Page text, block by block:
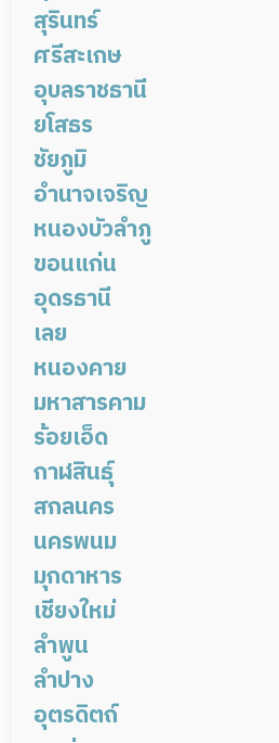
เขาฉกรรจ์
เฉลิมพระเกียรติ
สูงเนิน
ขามสะแกแสง
ครบุรี
คง
เสิงสาง
บัวใหญ่
บัวลาย
เมืองบุรีรัมย์
นางรอง
ประโคนชัย
ลำปลายมาศ
นาโพธิ์
โนนสุวรรณ
โนนดินแดง
เฉลิมพระเกียรติ
สุรินทร์
เมืองสุรินทร์
จอมพระ
สนม
สำโรงทาบ
เขวาสินรินทร์
ศรีสะเกษ
เมืองศรีสะเกษ
กันทรลักษ์
ขุนหาญ
บึงบูรพ์
น้ำเกลี้ยง
เบญจลักษ์
ศิลาลาด
อุบลราชธานี
น้ำยืน
นาเยีย
ตระการพืชผล
เขมราฐ
โขงเจียม
เมืองอุบลราชธานี
ดอนมดแดง
ศรีเมืองใหม่
ยโสธร
เมืองยโสธร
คำเขื่อนแก้ว
ค้อวัง
ชัยภูมิ
ภักดีชุมพล
คอนสาร
บ้านเขว้า
คอนสวรรค์
ซับใหญ่
อำนาจเจริญ
เมืองอำนาจเจริญ
พนา
ลืออำนาจ
หนองบัวลำภู
เมืองหนองบัวลำภู
ศรีบุญเรือง
ขอนแก่น
เปือยน้อย
ชนบท
เมืองขอนแก่น
พล
ภูเวียง
ชุมแพ
มัญจาคีรี
โคกโพธิ์ชัย
อุดรธานี
ทุ่งฝน
โนนสะอาด
กู่แก้ว
ไชยวาน
ศรีธาตุ
ประจักษ์ศิลปาคม
เลย
ภูหลวง
เชียงคาน
ภูเรือ
วังสะพุง
หนองคาย
เมืองหนองคาย
ศรีเชียงใหม่
โพธิ์ตาก
มหาสารคาม
วาปีปทุม
โกสุมพิสัย
พยัคฆภูมิพิสัย
เชียงยืน
ร้อยเอ็ด
เมืองร้อยเอ็ด
จตุรพักตรพิมาน
โพนทอง
สุวรรณภูมิ
อาจสามารถ
จังหาร
กาฬสินธุ์
เมืองกาฬสินธุ์
ร่องคำ
ยางตลาด
ท่าคันโท
สามชัย
สกลนคร
เมืองสกลนคร
พรรณานิคม
นิคมน้ำอูน
อากาศอำนวย
เต่างอย
โพนนาแก้ว
นครพนม
เมืองนครพนม
บ้านแพง
ศรีสงคราม
วังยาง
มุกดาหาร
เมืองมุกดาหาร
ดงหลวง
เชียงใหม่
เมืองเชียงใหม่
เชียงดาว
สะเมิง
ลำพูน
เมืองลำพูน
ทุ่งหัวช้าง
ลำปาง
เมืองลำปาง
อุตรดิตถ์